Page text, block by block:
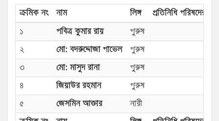
ক্রমিক নং
নাম লিঙ্গ
প্রতিনিধি পরিষদের
১
পবিত্র কুমার রায়
পুরুষ
২
মো: বদরুদ্দোজা পাভেল
পুরুষ
৩
মো: মাসুদ রানা
পুরুষ
৪
জিয়াউর রহমান
পুরুষ
৫
জেসমিন আক্তার
নারী